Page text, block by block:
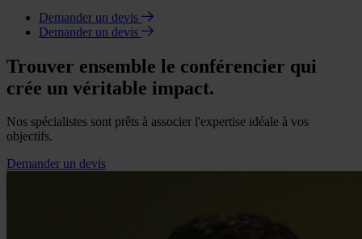
Demander un devis
Demander un devis
Trouver ensemble le conférencier qui
crée un véritable impact.
Nos spécialistes sont prêts à associer l'expertise idéale à vos
objectifs.
Demander un devis